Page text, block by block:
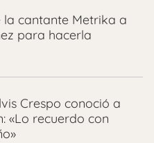
la cantante Metrika a
para hacerla
Crespo conoció a
«Lo recuerdo con